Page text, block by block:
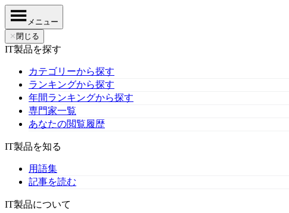
メニュー
✕ 閉じる
IT製品を探す
カテゴリーから探す
ランキングから探す
年間ランキングから探す
専門家一覧
あなたの閲覧履歴
IT製品を知る
用語集
記事を読む
IT製品について